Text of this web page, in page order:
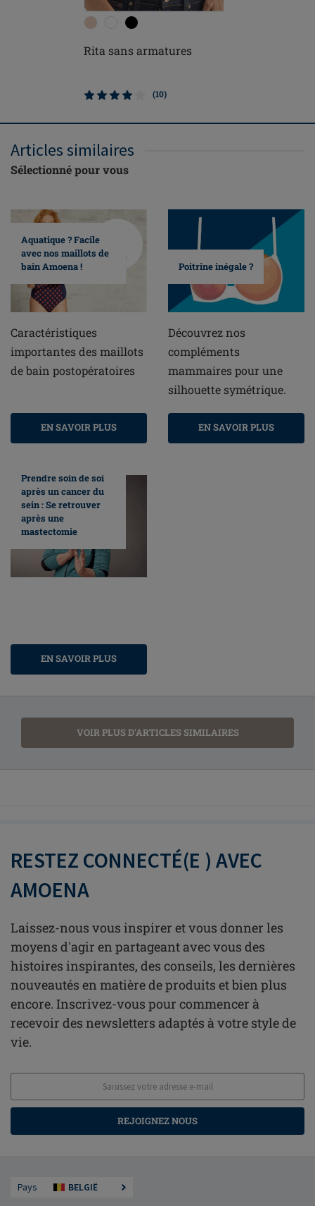
Rita sans armatures
(10)
Articles similaires
Sélectionné pour vous
Aquatique ? Facile
avec nos maillots de
bain Amoena !
Caractéristiques
importantes des maillots
de bain postopératoires
EN SAVOIR PLUS
Poitrine inégale ?
Découvrez nos
compléments
mammaires pour une
silhouette symétrique.
EN SAVOIR PLUS
Prendre soin de soi
après un cancer du
sein : Se retrouver
après une
mastectomie
EN SAVOIR PLUS
VOIR PLUS D'ARTICLES SIMILAIRES
RESTEZ CONNECTÉ(E ) AVEC
AMOENA
Laissez-nous vous inspirer et vous donner les
moyens d'agir en partageant avec vous des
histoires inspirantes, des conseils, les dernières
nouveautés en matière de produits et bien plus
encore. Inscrivez-vous pour commencer à
recevoir des newsletters adaptés à votre style de
vie.
REJOIGNEZ NOUS
Pays BELGIË